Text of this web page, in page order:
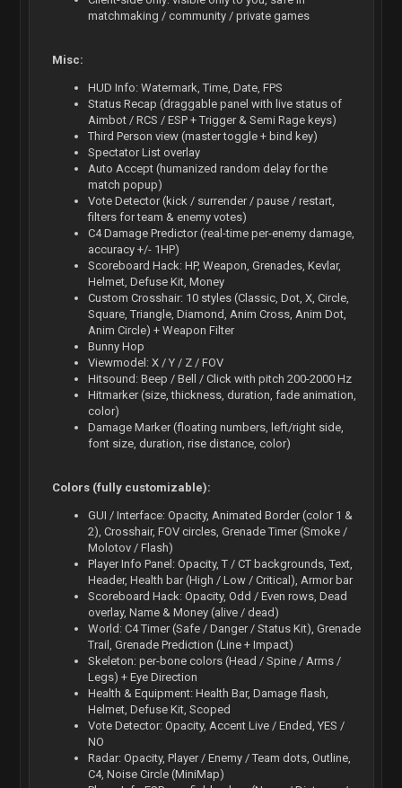
matchmaking / community / private games
Misc:
HUD Info: Watermark, Time, Date, FPS
Status Recap (draggable panel with live status of
Aimbot / RCS / ESP + Trigger & Semi Rage keys)
Third Person view (master toggle + bind key)
Spectator List overlay
Auto Accept (humanized random delay for the
match popup)
Vote Detector (kick / surrender / pause / restart,
filters for team & enemy votes)
C4 Damage Predictor (real-time per-enemy damage,
accuracy +/- 1HP)
Scoreboard Hack: HP, Weapon, Grenades, Kevlar,
Helmet, Defuse Kit, Money
Custom Crosshair: 10 styles (Classic, Dot, X, Circle,
Square, Triangle, Diamond, Anim Cross, Anim Dot,
Anim Circle) + Weapon Filter
Bunny Hop
Viewmodel: X / Y / Z / FOV
Hitsound: Beep / Bell / Click with pitch 200-2000 Hz
Hitmarker (size, thickness, duration, fade animation,
color)
Damage Marker (floating numbers, left/right side,
font size, duration, rise distance, color)
Colors (fully customizable):
GUI / Interface: Opacity, Animated Border (color 1 &
2), Crosshair, FOV circles, Grenade Timer (Smoke /
Molotov / Flash)
Player Info Panel: Opacity, T / CT backgrounds, Text,
Header, Health bar (High / Low / Critical), Armor bar
Scoreboard Hack: Opacity, Odd / Even rows, Dead
overlay, Name & Money (alive / dead)
World: C4 Timer (Safe / Danger / Status Kit), Grenade
Trail, Grenade Prediction (Line + Impact)
Skeleton: per-bone colors (Head / Spine / Arms /
Legs) + Eye Direction
Health & Equipment: Health Bar, Damage flash,
Helmet, Defuse Kit, Scoped
Vote Detector: Opacity, Accent Live / Ended, YES /
NO
Radar: Opacity, Player / Enemy / Team dots, Outline,
C4, Noise Circle (MiniMap)